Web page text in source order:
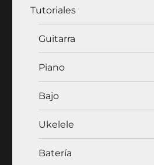
Tutoriales
Guitarra
Piano
Bajo
Ukelele
Batería